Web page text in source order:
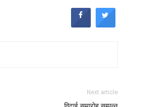
Next article